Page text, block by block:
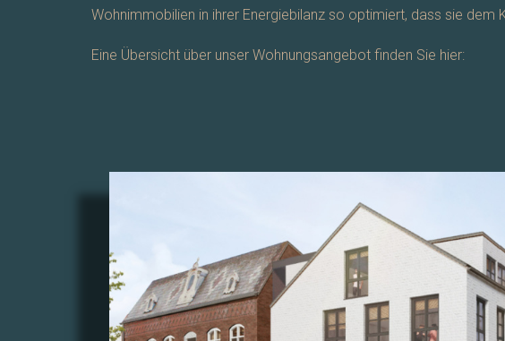
Wohnimmobilien in ihrer Energiebilanz so optimiert, dass sie
Eine Übersicht über unser Wohnungsangebot finden Sie hier: